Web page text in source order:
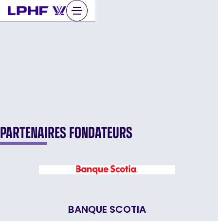
Sauter
au
PARTENAIRES FONDATEURS
BANQUE SCOTIA